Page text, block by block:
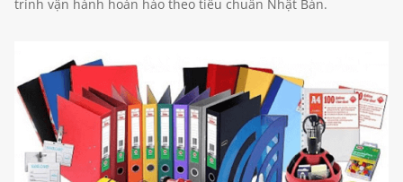
trình vận hành hoàn hảo theo tiêu chuẩn Nhật Bản.